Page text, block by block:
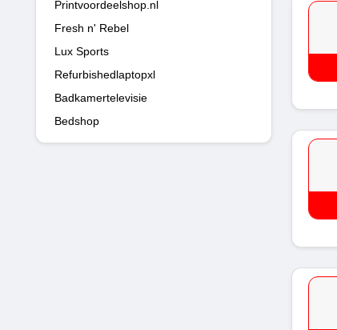
Printvoordeelshop.nl
Fresh n' Rebel
Lux Sports
Refurbishedlaptopxl
Badkamertelevisie
Bedshop